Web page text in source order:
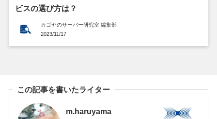
ビスの選び方は？
カゴヤのサーバー研究室 編集部
2023/11/17
この記事を書いたライター
m.haruyama